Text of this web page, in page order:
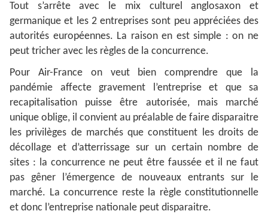
Tout s’arrête avec le mix culturel anglosaxon et
germanique et les 2 entreprises sont peu appréciées des
autorités européennes. La raison en est simple : on ne
peut tricher avec les règles de la concurrence.
Pour Air-France on veut bien comprendre que la
pandémie affecte gravement l’entreprise et que sa
recapitalisation puisse être autorisée, mais marché
unique oblige, il convient au préalable de faire disparaitre
les privilèges de marchés que constituent les droits de
décollage et d’atterrissage sur un certain nombre de
sites : la concurrence ne peut être faussée et il ne faut
pas gêner l’émergence de nouveaux entrants sur le
marché. La concurrence reste la règle constitutionnelle
et donc l’entreprise nationale peut disparaitre.